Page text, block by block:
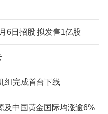
6日招股 拟发售1亿股
组完成首台下线
及中国黄金国际均涨逾6%